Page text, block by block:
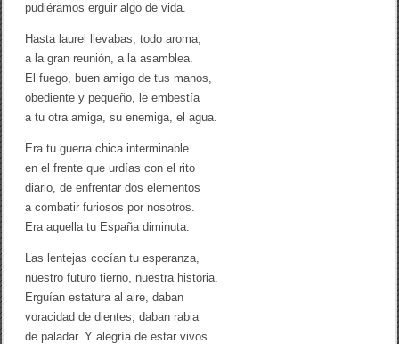
a
e
e
y
pudiéramos erguir algo de vida.
Hasta laurel llevabas, todo aroma,
a la gran reunión, a la asamblea.
El fuego, buen amigo de tus manos,
obediente y pequeño, le embestía
a tu otra amiga, su enemiga, el agua.
Era tu guerra chica interminable
en el frente que urdías con el rito
diario, de enfrentar dos elementos
a combatir furiosos por nosotros.
Era aquella tu España diminuta.
Las lentejas cocían tu esperanza,
nuestro futuro tierno, nuestra historia.
Erguían estatura al aire, daban
voracidad de dientes, daban rabia
de paladar. Y alegría de estar vivos.